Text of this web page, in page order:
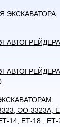
ЭКСКАВАТОРА
АВТОГРЕЙДЕРА
АВТОГРЕЙДЕРА
ЭО-3323А,
14, ЕТ-18 , ЕТ-